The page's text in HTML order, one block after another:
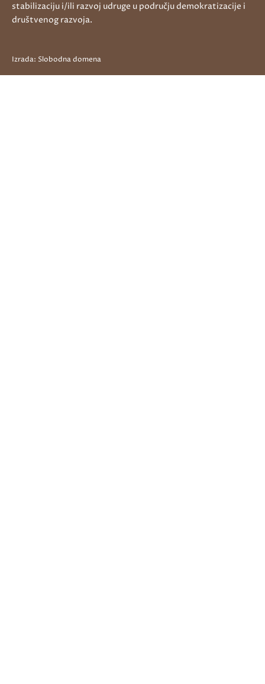
stabilizaciju i/ili razvoj udruge u području demokratizacije i
društvenog razvoja.
Izrada: Slobodna domena